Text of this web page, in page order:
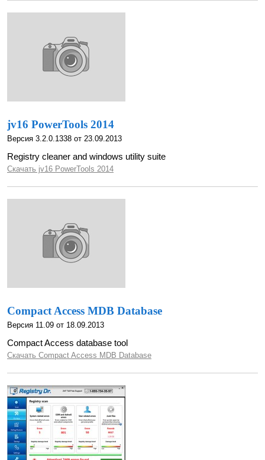
jv16 PowerTools 2014
Версия 3.2.0.1338 от 23.09.2013
Registry cleaner and windows utility suite
Скачать jv16 PowerTools 2014
Compact Access MDB Database
Версия 11.09 от 18.09.2013
Compact Access database tool
Скачать Compact Access MDB Database